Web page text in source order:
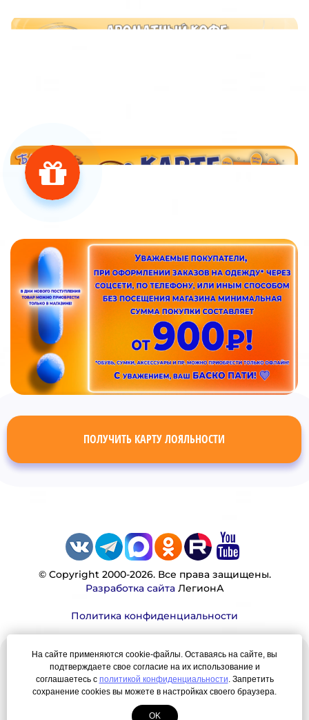
ПОЛУЧИТЬ КАРТУ ЛОЯЛЬНОСТИ
© Copyright 2000-2026. Все права защищены.
Разработка сайтаЛегионА
Политика конфиденциальности
Наша миссия:
Мы — честно, много, давно продаем вещи,
которые Вы ищете. Для нас главная ценность —
На сайте применяются cookie-файлы. Оставаясь на сайте, вы
подтверждаете свое согласие на их использование и
соглашаетесь с политикой конфиденциальности. Запретить
сохранение cookies вы можете в настройках своего браузера.
OK